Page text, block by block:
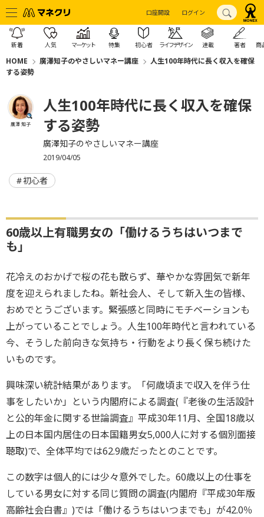
口座開設 ログイン
新着 人気 マーケット 特集 初心者 ライフデザイン 連載 著者 商
HOME 廣澤知子のやさしいマネー講座
人生100年時代に長く収入を確保
する姿勢
廣澤 知子
人生100年時代に長く収入を確保
する姿勢
廣澤知子のやさしいマネー講座
2019/04/05
初心者
60歳以上有職男女の「働けるうちはいつまで
も」
花冷えのおかげで桜の花も散らず、華やかな雰囲気で新年
度を迎えられましたね。新社会人、そして新入生の皆様、
おめでとうございます。緊張感と同時にモチベーションも
上がっていることでしょう。人生100年時代と言われている
今、そうした前向きな気持ち・行動をより長く保ち続けた
いものです。
興味深い統計結果があります。「何歳頃まで収入を伴う仕
事をしたいか」という内閣府による調査(『老後の生活設計
と公的年金に関する世論調査』平成30年11月、全国18歳以
上の日本国内居住の日本国籍男女5,000人に対する個別面接
聴取)で、全体平均では62.9歳だったとのことです。
この数字は個人的には少々意外でした。60歳以上の仕事を
している男女に対する同じ質問の調査(内閣府『平成30年版
高齢社会白書』)では「働けるうちはいつまでも」が42.0％